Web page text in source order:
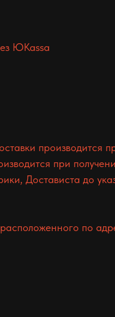
ЮKassa
производится
при
Достависта до
по